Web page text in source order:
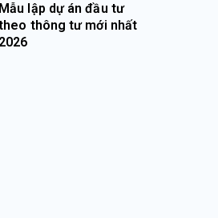
Mẫu lập dự án đầu tư
thông tư mới nhất
2026